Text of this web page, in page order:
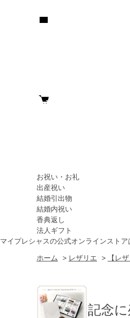
お祝い・お礼
出産祝い
結婚引出物
結婚内祝い
香典返し
法人ギフト
マイプレシャスの公式オンラインスト
ホーム > レザリエ > 【レ
記念